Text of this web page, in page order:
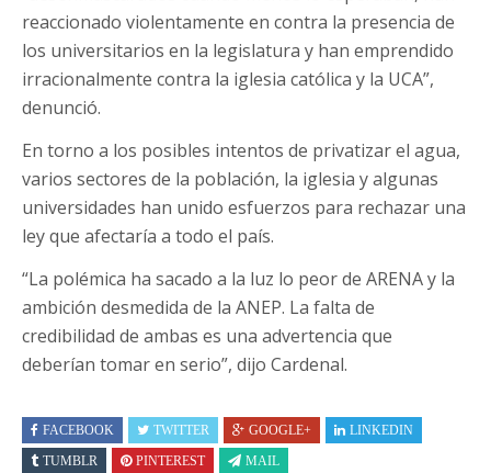
reaccionado violentamente en contra la presencia de
los universitarios en la legislatura y han emprendido
irracionalmente contra la iglesia católica y la UCA”,
denunció.
En torno a los posibles intentos de privatizar el agua,
varios sectores de la población, la iglesia y algunas
universidades han unido esfuerzos para rechazar una
ley que afectaría a todo el país.
“La polémica ha sacado a la luz lo peor de ARENA y la
ambición desmedida de la ANEP. La falta de
credibilidad de ambas es una advertencia que
deberían tomar en serio”, dijo Cardenal.
FACEBOOK TWITTER GOOGLE+
LINKEDIN
TUMBLR
PINTEREST MAIL